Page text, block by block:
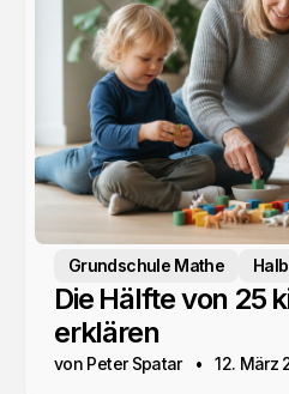
Grundschule Mathe
Die Hälfte von 25
erklären
von Peter Spatar 12. März